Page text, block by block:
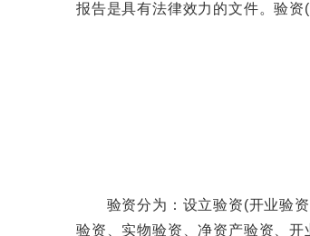
报告是具有法律效力的文件。验
验资分为：设立验资(开业验资)
验资、实物验资、净资产验资、开